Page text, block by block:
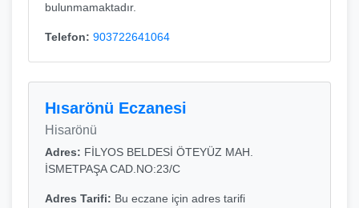
bulunmamaktadır.
Telefon: 903722641064
Hısarönü Eczanesi
Hisarönü
Adres: FİLYOS BELDESİ ÖTEYÜZ MAH.
İSMETPAŞA CAD.NO:23/C
Adres Tarifi: Bu eczane için adres tarifi